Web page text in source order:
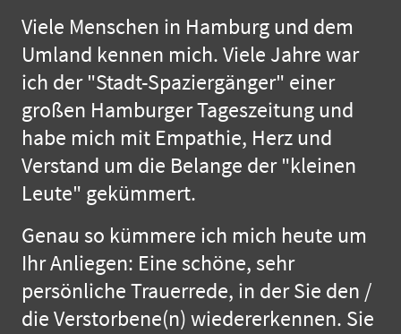
Viele Menschen in Hamburg und dem
Umland kennen mich. Viele Jahre war
ich der "Stadt-Spaziergänger" einer
großen Hamburger Tageszeitung und
habe mich mit Empathie, Herz und
Verstand um die Belange der "kleinen
Leute" gekümmert.
Genau so kümmere ich mich heute um
Ihr Anliegen: Eine schöne, sehr
persönliche Trauerrede, in der Sie den /
die Verstorbene(n) wiedererkennen. Sie